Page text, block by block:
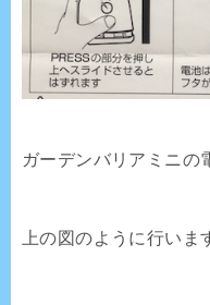
ガーデンバリアミニの
上の図のように行いま